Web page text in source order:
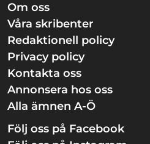
Om oss
Våra skribenter
Redaktionell policy
Privacy policy
Kontakta oss
Annonsera hos oss
Alla ämnen A-Ö
Följ oss på Facebook